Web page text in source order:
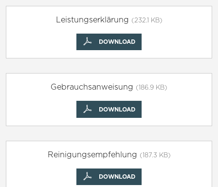
Leistungserklärung (232.1 KB)
DOWNLOAD
Gebrauchsanweisung (186.9 KB)
DOWNLOAD
Reinigungsempfehlung (187.3 KB)
DOWNLOAD